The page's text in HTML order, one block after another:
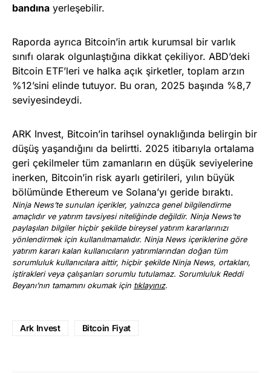
bandına yerleşebilir.
Raporda ayrıca Bitcoin’in artık kurumsal bir varlık
sınıfı olarak olgunlaştığına dikkat çekiliyor. ABD’deki
Bitcoin ETF’leri ve halka açık şirketler, toplam arzın
%12’sini elinde tutuyor. Bu oran, 2025 başında %8,7
seviyesindeydi.
ARK Invest, Bitcoin’in tarihsel oynaklığında belirgin bir
düşüş yaşandığını da belirtti. 2025 itibarıyla ortalama
geri çekilmeler tüm zamanların en düşük seviyelerine
inerken, Bitcoin’in risk ayarlı getirileri, yılın büyük
bölümünde Ethereum ve Solana’yı geride bıraktı.
Ninja News’te sunulan içerikler, yalnızca genel bilgilendirme
amaçlıdır ve yatırım tavsiyesi niteliğinde değildir. Ninja News’te
paylaşılan bilgiler hiçbir şekilde bireysel yatırım kararlarınızı
yönlendirmek için kullanılmamalıdır. Ninja News içeriklerine göre
yatırım kararı kalan kullanıcıların yatırımlarından doğan tüm
sorumluluk kullanıcılara aittir, hiçbir şekilde Ninja News, ortakları,
iştirakleri veya çalışanları sorumlu tutulamaz. Sorumluluk Reddi
Beyanı’nın tamamını okumak için tıklayınız.
Ark Invest Bitcoin Fiyat